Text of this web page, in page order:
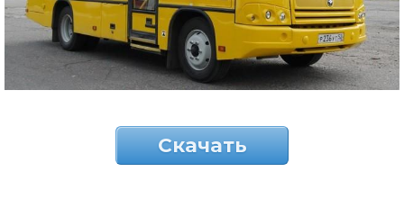
Скачать